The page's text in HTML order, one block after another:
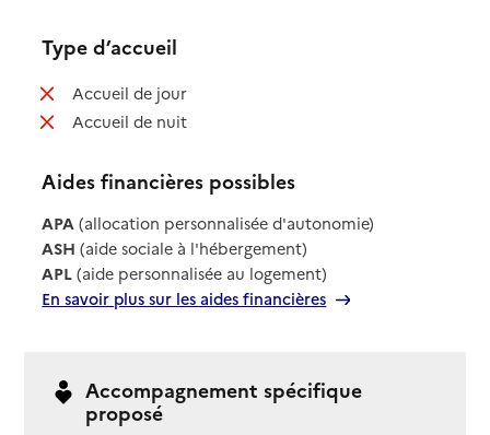
Type d’accueil
Accueil de jour: non disponible
Accueil de nuit: non disponible
Aides financières possibles
APA (allocation personnalisée d'autonomie)
ASH (aide sociale à l'hébergement)
APL (aide personnalisée au logement)
En savoir plus sur les aides financières
Accompagnement spécifique
proposé